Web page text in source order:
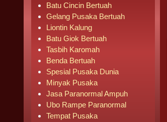
Batu Cincin Bertuah
Gelang Pusaka Bertuah
Liontin Kalung
Batu Giok Bertuah
Tasbih Karomah
Benda Bertuah
Spesial Pusaka Dunia
Minyak Pusaka
Jasa Paranormal Ampuh
Ubo Rampe Paranormal
Tempat Pusaka